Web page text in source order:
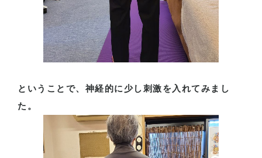
ということで、神経的に少し刺激を入れてみまし
た。